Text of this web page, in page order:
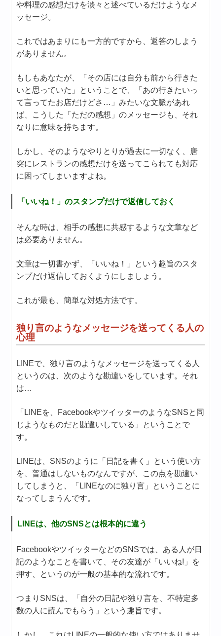
や料理の感想だけを淡々と述べているだけようなメ
ッセージ。
これではあまりにも一方的ですから、返答のしよう
がありません。
もしもあなたが、「その店には自分も前から行きた
いと思っていた」ということで、「あの行きたいっ
て言ってたお店だけどさ…」みたいな文脈があれ
ば、こうした「ただの感想」のメッセージも、それ
なりに意味を持ちます。
しかし、そのようなやりとりが過去に一切なく、唐
突にレストランの感想だけを送ってこられても対応
に困ってしまいますよね。
「いいね！」のスタンプだけで返信しておく
そんな時は、相手の感想に共感するような文章など
は必要ありません。
文章は一切書かず、「いいね！」という趣旨のスタ
ンプだけ返信しておくようにしましょう。
これが最も、簡単な対処方法です。
独り言のようなメッセージを送ってくる人の
心理
LINEで、独り言のようなメッセージを送ってくる人
というのは、次のような勘違いをしています。それ
は…
「LINEを、FacebookやツイッターのようなSNSと同
じようなものだと勘違いしている」ということで
す。
LINEは、SNSのように「日記を書く」という使い方
を、普通はしないものなんですが、この点を勘違い
してしまうと、「LINEなのに独り言」ということに
なってしまうんです。
LINEは、他のSNSとは根本的に違う
FacebookやツイッターなどのSNSでは、ある人が日
記のようなことを書いて、その友達が「いいね!」を
押す、というのが一般の基本的な流れです。
つまりSNSは、「自分の日記や独り言を、不特定多
数の人に読んでもらう」という趣旨です。